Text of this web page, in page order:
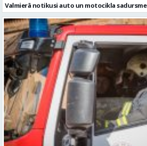
Valmierā notikusi auto un motocikla sadursme